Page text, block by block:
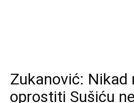
Zukanović: Nikad
oprostiti Sušiću